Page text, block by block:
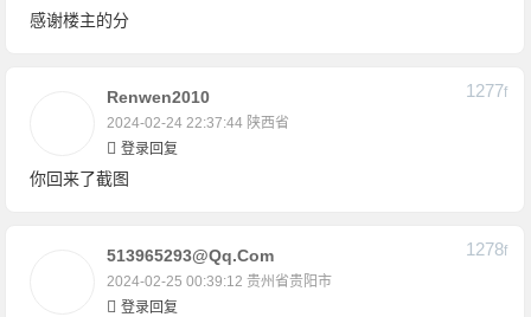
感谢楼主的分
Renwen2010
2024-02-24 22:37:44 陕西省
1277F
登录回复
你回来了截图
513965293@qq.com
2024-02-25 00:39:12 贵州省贵阳市
1278F
登录回复